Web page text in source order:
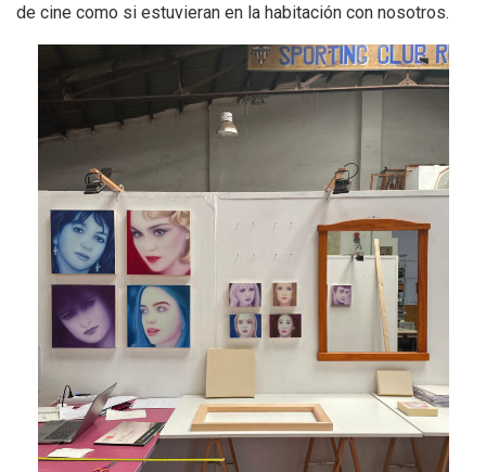
de cine como si estuvieran en la habitación con nosotros.